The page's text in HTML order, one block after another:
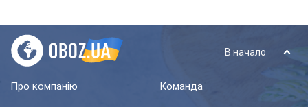
В начало
Про компанію Команда